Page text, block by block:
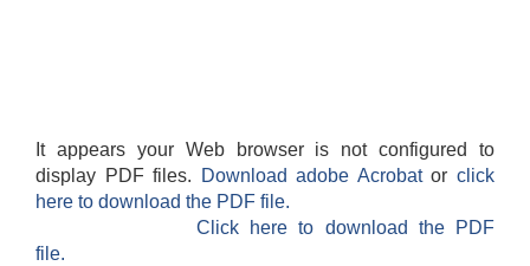
It appears your Web browser is not configured to
display PDF files.
Download adobe Acrobatorclick
here to download the PDF file.
Click here to download the PDF
file.